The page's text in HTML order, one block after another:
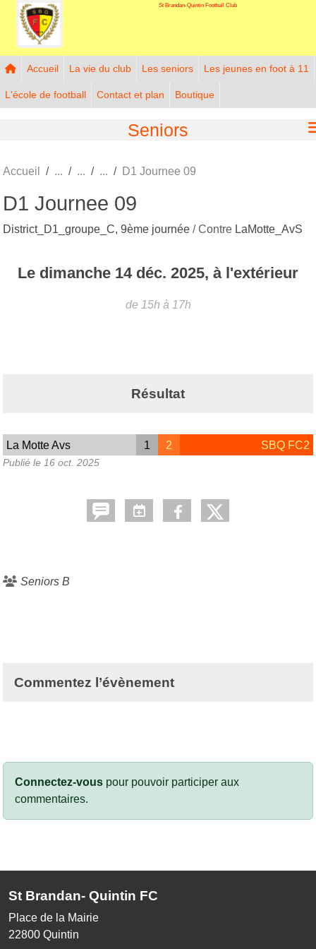
St Brandan-Quintin Football Club
Accueil La vie du club Les seniors Les jeunes en foot à 11
L'école de football Contact et plan Boutique
Seniors
Accueil D1 Journee 09
D1 Journee 09
District_D1_groupe_C, 9ème journée / Contre LaMotte_AvS
Le dimanche 14 déc. 2025, à l'extérieur
de 15h à 17h
Résultat
La Motte Avs 1 2 SBQ FC2
Publié le 16 oct. 2025
Seniors B
Commentez l’évènement
Connectez-vous pour pouvoir participer aux
commentaires.
St Brandan- Quintin FC
Place de la Mairie
22800 Quintin
Panneau de gestion des cookies